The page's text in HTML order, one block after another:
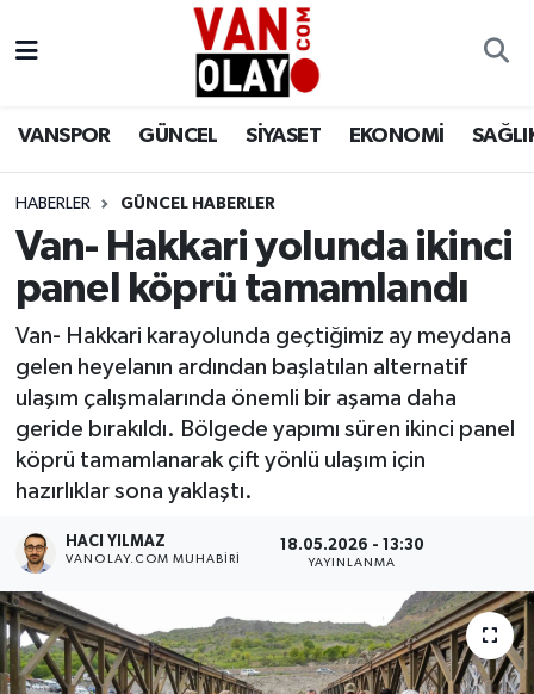
VANSPOR GÜNCEL SİYASET EKONOMİ
HABERLER GÜNCEL HABERLER
Van- Hakkari yolunda ikinci
panel köprü tamamlandı
Van- Hakkari karayolunda geçtiğimiz ay meydana
gelen heyelanın ardından başlatılan alternatif
ulaşım çalışmalarında önemli bir aşama daha
geride bırakıldı. Bölgede yapımı süren ikinci panel
köprü tamamlanarak çift yönlü ulaşım için
hazırlıklar sona yaklaştı.
HACI YILMAZ
VANOLAY.COM MUHABIRI
18.05.2026 - 13:30
YAYINLANMA
Siyaset
Ekonomi
Sağlık
Eğitim
Bilim & Teknoloji
Van Nöbetçi Eczaneler
Van Namaz Vakitleri
Van Trafik Yoğunluk Haritası
Süper Lig Puan Durumu ve Fikstür
Tüm Manşetler
Son Dakika Haberleri